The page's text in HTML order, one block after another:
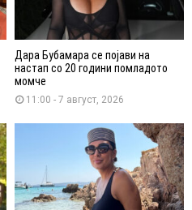
Дара Бубамара се појави на
настап со 20 години помладото
момче
11:00 - 7 август, 2026